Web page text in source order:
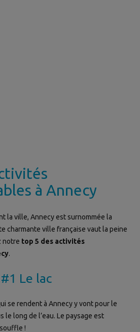
à Annecy
la ville, Annecy est surnommée la
charmante ville française vaut la peine
notre top 5 des activités
.
#1 Le lac
se rendent à Annecy y vont pour le
le long de l’eau. Le paysage est
!